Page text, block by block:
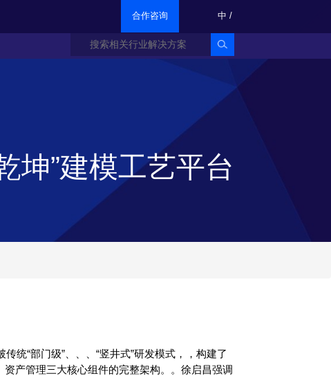
合作咨询 中 /
坤”建模工艺平台
门级”、、、“竖井式”研发模式，，构建了
、资产管理三大核心组件的完整架构。。徐启昌强调